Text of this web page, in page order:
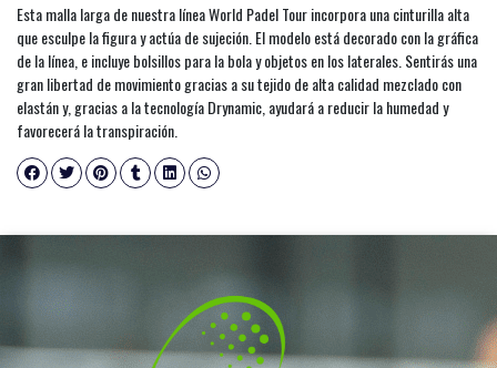
Esta malla larga de nuestra línea World Padel Tour incorpora una cinturilla alta
que esculpe la figura y actúa de sujeción. El modelo está decorado con la gráfica
de la línea, e incluye bolsillos para la bola y objetos en los laterales. Sentirás una
gran libertad de movimiento gracias a su tejido de alta calidad mezclado con
elastán y, gracias a la tecnología Drynamic, ayudará a reducir la humedad y
favorecerá la transpiración.